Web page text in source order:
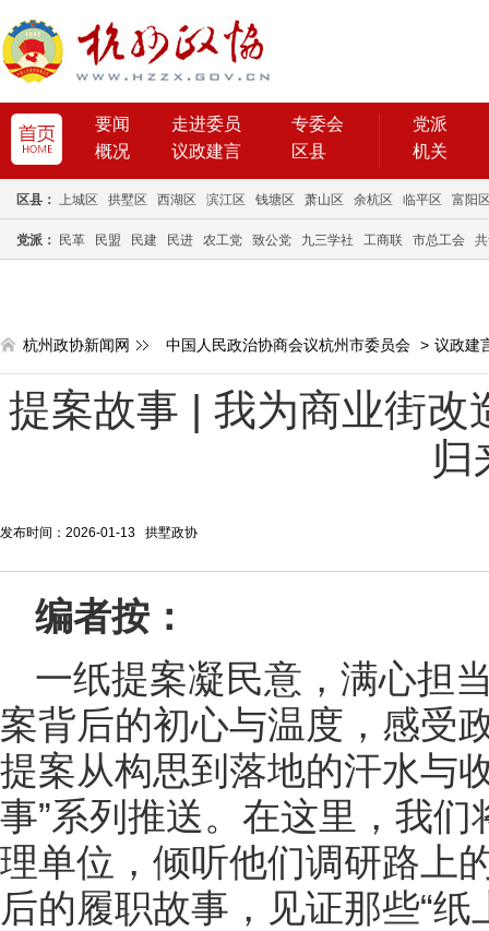
要闻 走进委员
专委会
概况
议政建言 区县
党派
机关
区县： 上城区 拱墅区 西湖区 滨江区 钱塘区 萧山区 余杭区 临平区 富阳
党派： 民革 民盟 民建 民进 农工党 致公党 九三学社 工商联 市总工会
杭州政协新闻网 中国人民政治协商会议杭州市委员会 > 议政建
提案故事 | 我为商业街改
归
发布时间：2026-01-13 拱墅政协
编者按：
一纸提案凝民意，满心担
案背后的初心与温度，感受
提案从构思到落地的汗水与
事”系列推送。在这里，我
理单位，倾听他们调研路上
后的履职故事，见证那些“